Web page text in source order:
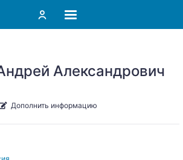
Александрович
Дополнить информацию